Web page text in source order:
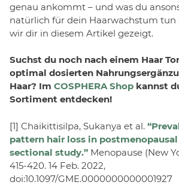
genau ankommt – und was du
natürlich für dein Haarwachstum tun
wir dir in diesem Artikel gezeigt.
Suchst du noch nach einem Haar
optimal dosierten
Haar? Im COSPHERA Shop kannst
Sortiment entdecken!
[1] Chaikittisilpa, Sukanya et al.
pattern hair loss in
sectional study.” Menopause (New
415-420. 14 Feb. 2022,
doi:10.1097/GME.0000000000001927